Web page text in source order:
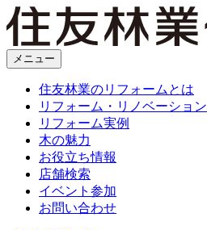
メニュー
住友林業のリフォームとは
リフォーム・リノベーション
リフォーム実例
木の魅力
お役立ち情報
店舗検索
イベント参加
お問い合わせ